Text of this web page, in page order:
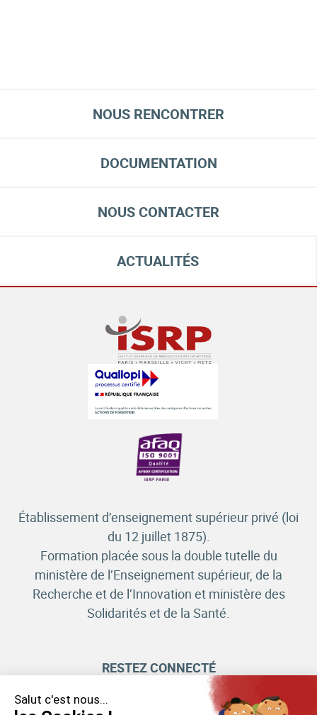
Salut c'est nous...
NOUS RENCONTRER
DOCUMENTATION
NOUS CONTACTER
ACTUALITÉS
Établissement d’enseignement supérieur privé (loi
du 12 juillet 1875).
Formation placée sous la double tutelle du
ministère de l’Enseignement supérieur, de la
Recherche et de l’Innovation et ministère des
Solidarités et de la Santé.
RESTEZ CONNECTÉ